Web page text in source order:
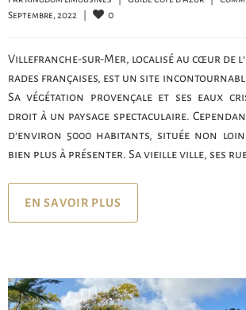
Septembre, 2022
0
Villefranche-sur-Mer, localisé au cœur de
rades françaises, est un site
Sa végétation provençale et ses eaux
droit à un paysage spectaculaire.
d’environ 5000 habitants, située non
bien plus à présenter. Sa vieille ville, ses
EN SAVOIR PLUS